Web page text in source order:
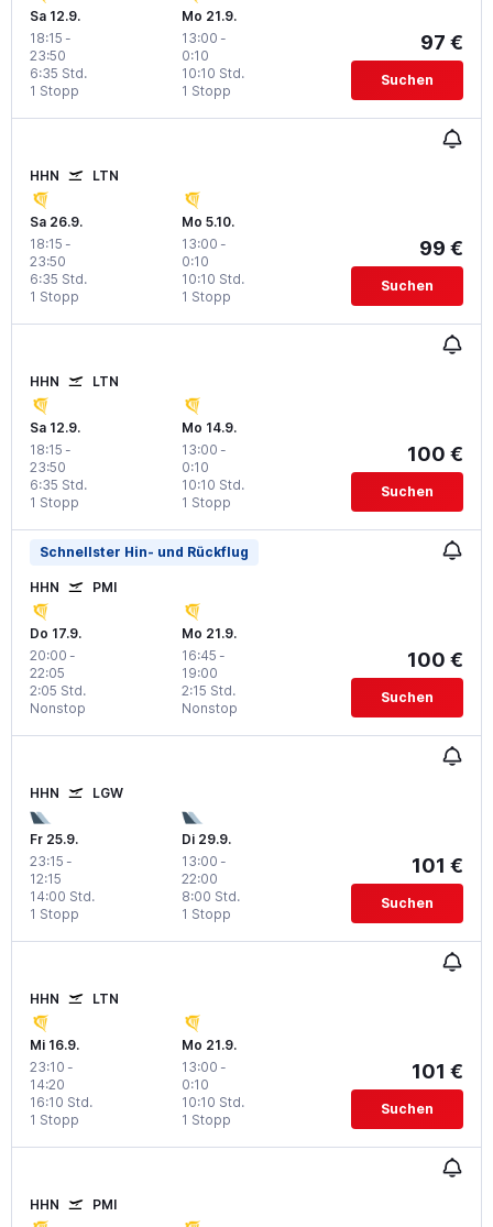
Sa 12.9.
18:15 -
23:50
1 Stopp
6:35 Std.
Mo 21.9.
13:00 -
0:10
1 Stopp
10:10 Std.
97 €
Suchen
HHN LTN
Sa 26.9.
18:15 -
23:50
1 Stopp
6:35 Std.
Mo 5.10.
13:00 -
0:10
1 Stopp
10:10 Std.
99 €
Suchen
HHN LTN
Sa 12.9.
18:15 -
23:50
1 Stopp
6:35 Std.
Mo 14.9.
13:00 -
0:10
1 Stopp
10:10 Std.
100 €
Suchen
Schnellster Hin- und Rückflug
HHN PMI
Do 17.9.
20:00 -
22:05
Nonstop
2:05 Std.
Mo 21.9.
16:45 -
19:00
Nonstop
2:15 Std.
100 €
Suchen
HHN LGW
Fr 25.9.
23:15 -
12:15
1 Stopp
14:00 Std.
Di 29.9.
13:00 -
22:00
1 Stopp
8:00 Std.
101 €
Suchen
HHN LTN
Mi 16.9.
23:10 -
14:20
1 Stopp
16:10 Std.
Mo 21.9.
13:00 -
0:10
1 Stopp
10:10 Std.
101 €
Suchen
HHN PMI